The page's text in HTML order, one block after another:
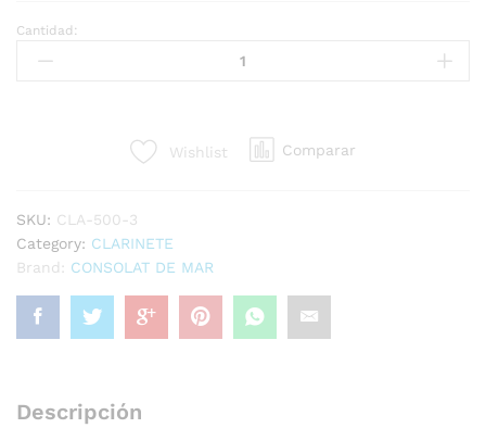
CLA-
500-
Cantidad:
Wishlist Comparar
SKU: CLA-500-3
Category: CLARINETE
Brand: CONSOLAT DE MAR
Descripción